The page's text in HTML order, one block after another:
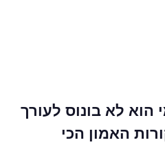
לא בונוס לעורך
האמון הכי